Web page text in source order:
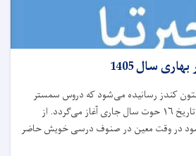
سال 1405
کندز رسانیده می‌شود که دروس سمستر
بهاری سال ۱۴۰۵ هـ ش به تاریخ ۱۶ حوت سال جاری آغاز می‌گردد. از
در وقت معین در صنوف درسی خویش حاضر